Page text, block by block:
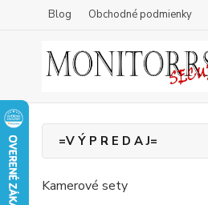
Blog Obchodné podmienky
=V Ý P R E D A J=
Kamerové sety